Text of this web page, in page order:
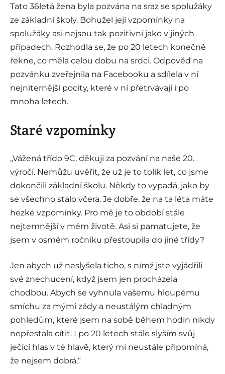
Tato 36letá žena byla pozvána na sraz se spolužáky
ze základní školy. Bohužel její vzpomínky na
spolužáky asi nejsou tak pozitivní jako v jiných
případech. Rozhodla se, že po 20 letech konečně
řekne, co měla celou dobu na srdci. Odpověď na
pozvánku zveřejnila na Facebooku a sdílela v ní
nejniternější pocity, které v ní přetrvávají i po
mnoha letech.
Staré vzpomínky
„Vážená třído 9C, děkuji za pozvání na naše 20.
výročí. Nemůžu uvěřit, že už je to tolik let, co jsme
dokončili základní školu. Někdy to vypadá, jako by
se všechno stalo včera. Je dobře, že na ta léta máte
hezké vzpomínky. Pro mě je to období stále
nejtemnější v mém životě. Asi si pamatujete, že
jsem v osmém ročníku přestoupila do jiné třídy?
Jen abych už neslyšela ticho, s nímž jste vyjádřili
své znechucení, když jsem jen procházela
chodbou. Abych se vyhnula vašemu hloupému
smíchu za mými zády a neustálým chladným
pohledům, které jsem na sobě během hodin nikdy
nepřestala cítit. I po 20 letech stále slyším svůj
ječící hlas v té hlavě, který mi neustále připomíná,
že nejsem dobrá.“